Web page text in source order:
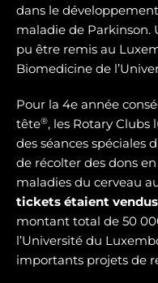
dans le
maladie de Parkinson.
pu être remis au
Biomedicine de
Pour la 4e année
tête®, les Rotary
des séances spéciales
de récolter des dons
maladies du cerveau
tickets étaient
montant total de 50
l’Université du
importants projets de